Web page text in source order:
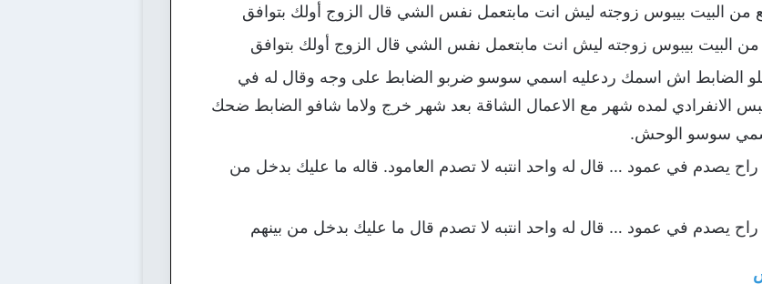
من البيت بيبوس زوجته ليش انت مابتعمل نفس الشي قال الزوج أولك بتوافق
من البيت بيبوس زوجته ليش انت مابتعمل نفس الشي قال الزوج أولك بتوافق
الضابط اش اسمك ردعليه اسمي سوسو ضربو الضابط على وجه وقال له في
لمده شهر مع الاعمال الشاقة بعد شهر خرج ولاما شافو الضابط ضحك
سوسو الوحش.
راح يصدم في عمود … قال له واحد انتبه لا تصدم العامود. قاله ما عليك بدخل من
راح يصدم في عمود … قال له واحد انتبه لا تصدم قال ما عليك بدخل من بينهم